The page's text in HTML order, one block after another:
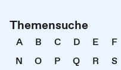
Themensuche
A B C D E F
N
O P Q R S